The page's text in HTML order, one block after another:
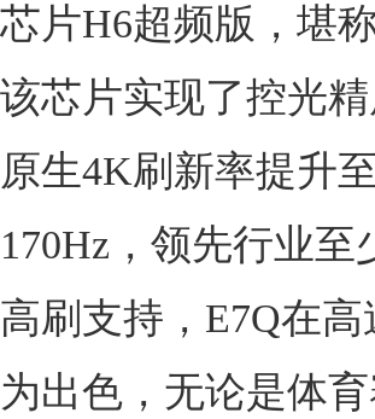
芯片H6超频版，堪
该芯片实现了控光
原生4K刷新率提升
170Hz，领先行业
高刷支持，E7Q在
为出色，无论是体